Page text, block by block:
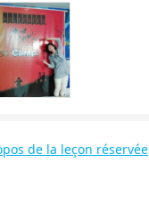
de la leçon réservée